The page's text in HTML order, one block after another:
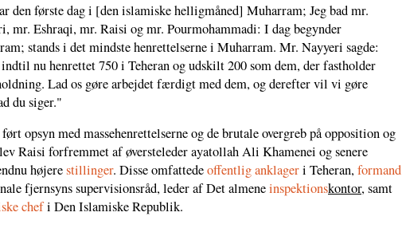
den første dag i [den islamiske helligmåned] Muharram; Jeg bad mr.
mr. Eshraqi, mr. Raisi og mr. Pourmohammadi: I dag begynder
stands i det mindste henrettelserne i Muharram. Mr. Nayyeri sagde:
nu henrettet 750 i Teheran og udskilt 200 som dem, der fastholder
Lad os gøre arbejdet færdigt med dem, og derefter vil vi gøre
du siger."
opsyn med massehenrettelserne og de brutale overgreb på opposition og
Raisi forfremmet af øversteleder ayatollah Ali Khamenei og senere
højerestillinger. Disse omfattedeoffentlig anklageri Teheran,formand
fjernsyns supervisionsråd, leder af Det almeneinspektionskontor, samt
chefi Den Islamiske Republik.